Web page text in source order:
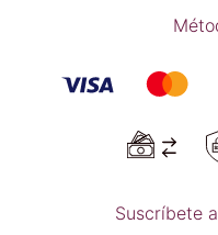
Suscríbete